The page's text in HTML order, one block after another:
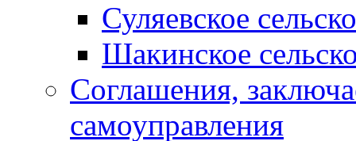
Суляевское
Шакинское
Соглашения,
самоуправления